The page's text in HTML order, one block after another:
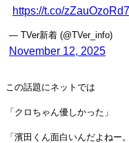
https://t.co/zZauOzoRd7
— TVer新着 (@TVer_info)
November 12, 2025
この話題にネットでは
「クロちゃん優しかった」
「濱田くん面白いんだよねー